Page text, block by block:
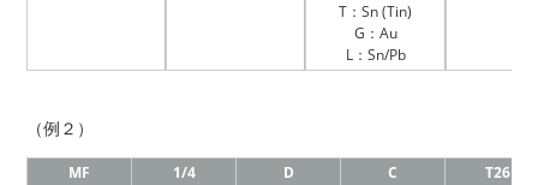
T：Sn (Tin)
G：Au
L：Sn/Pb
（例２）
MF 1/4 D C T26